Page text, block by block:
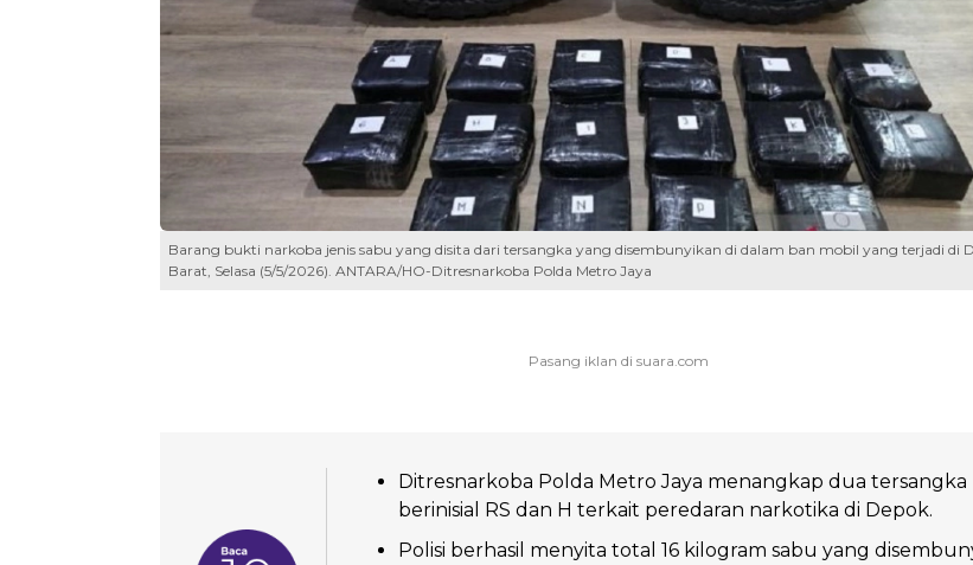
Barang bukti narkoba jenis sabu yang disita dari tersangka yang disembunyikan di dalam ban mobil yang terjadi di
Barat, Selasa (5/5/2026). ANTARA/HO-Ditresnarkoba Polda Metro Jaya
Ditresnarkoba Polda Metro Jaya menangkap dua tersangka
berinisial RS dan H terkait peredaran narkotika di Depok.
Polisi berhasil menyita total 16 kilogram sabu yang